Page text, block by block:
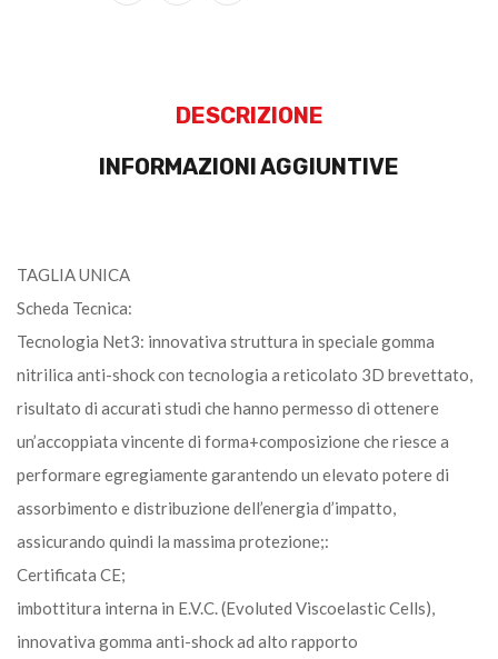
DESCRIZIONE
INFORMAZIONI AGGIUNTIVE
TAGLIA UNICA
Scheda Tecnica:
Tecnologia Net3: innovativa struttura in speciale gomma
nitrilica anti-shock con tecnologia a reticolato 3D brevettato,
risultato di accurati studi che hanno permesso di ottenere
un’accoppiata vincente di forma+composizione che riesce a
performare egregiamente garantendo un elevato potere di
assorbimento e distribuzione dell’energia d’impatto,
assicurando quindi la massima protezione;:
Certificata CE;
imbottitura interna in E.V.C. (Evoluted Viscoelastic Cells),
innovativa gomma anti-shock ad alto rapporto